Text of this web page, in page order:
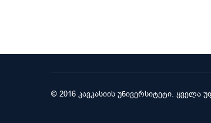
© 2016 კავკასიის უნივერსიტეტი. ყველა